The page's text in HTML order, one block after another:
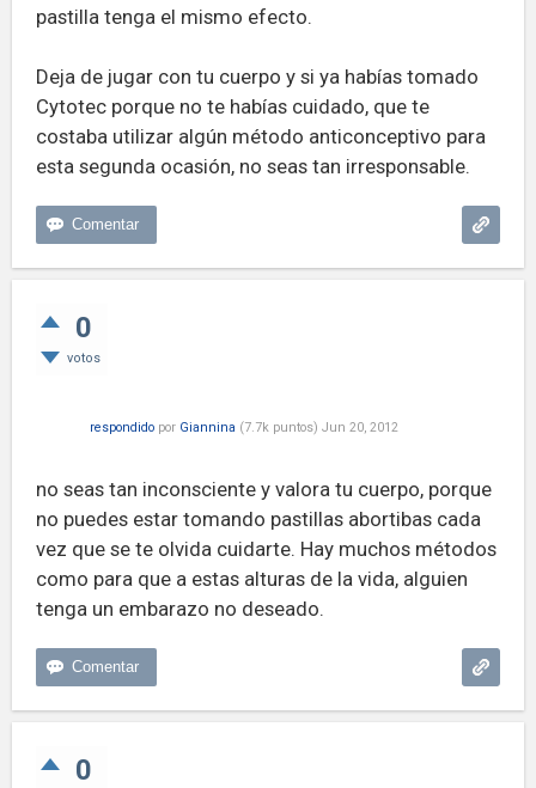
pastilla tenga el mismo efecto.
Deja de jugar con tu cuerpo y si ya habías tomado
Cytotec porque no te habías cuidado, que te
costaba utilizar algún método anticonceptivo para
esta segunda ocasión, no seas tan irresponsable.
0
votos
respondido por Giannina (7.7k puntos) Jun 20, 2012
no seas tan inconsciente y valora tu cuerpo, porque
no puedes estar tomando pastillas abortibas cada
vez que se te olvida cuidarte. Hay muchos métodos
como para que a estas alturas de la vida, alguien
tenga un embarazo no deseado.
0